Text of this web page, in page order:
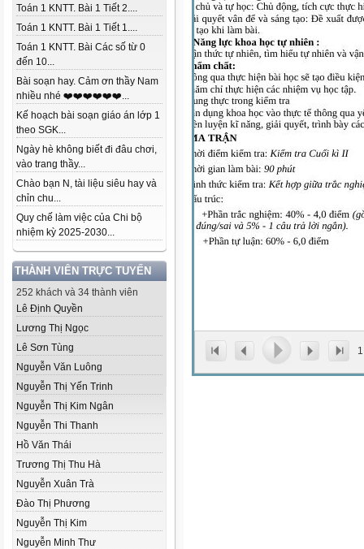
Toán 1 KNTT. Bài 1 Tiết 2....
Toán 1 KNTT. Bài 1 Tiết 1....
Toán 1 KNTT. Bài Các số từ 0
đến 10...
Bài soạn hay. Cảm ơn thầy Nam
nhiều nhé ❤️❤️❤️❤️❤️❤️...
Kế hoạch bài soạn giáo án lớp 1
theo SGK...
Ngày hè không biết đi đâu chơi,
vào trang thầy...
Chào bạn N, tài liệu siêu hay và
chỉn chu...
Quy chế làm việc của Chi bộ
nhiệm kỳ 2025-2030...
THÀNH VIÊN TRỰC TUYẾN
252 khách và 34 thành viên
Lê Định Quyền
Lương Thị Ngọc
Lê Sơn Tùng
Nguyễn Văn Luông
Nguyễn Thị Yến Trinh
Nguyễn Thị Kim Ngân
Nguyễn Thi Thanh
Hồ Văn Thái
Trương Thị Thu Hà
Nguyễn Xuân Trà
Đào Thị Phương
Nguyễn Thị Kim
Nguyễn Minh Thư
1